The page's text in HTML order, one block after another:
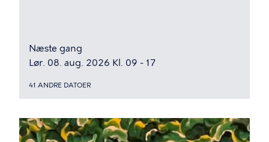
Næste gang
Lør. 08. aug. 2026 Kl. 09 - 17
41 ANDRE DATOER